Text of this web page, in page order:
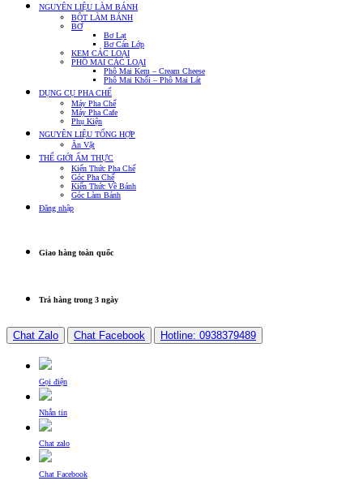
NGUYÊN LIỆU LÀM BÁNH
BỘT LÀM BÁNH
BƠ
Bơ Lạt
Bơ Cán Lớp
KEM CÁC LOẠI
PHÔ MAI CÁC LOẠI
Phô Mai Kem – Cream Cheese
Phô Mai Khối – Phô Mai Lát
DỤNG CỤ PHA CHẾ
Máy Pha Chế
Máy Pha Cafe
Phụ Kiện
NGUYÊN LIỆU TỔNG HỢP
Ăn Vặt
THẾ GIỚI ẨM THỰC
Kiến Thức Pha Chế
Góc Pha Chế
Kiến Thức Về Bánh
Góc Làm Bánh
Đăng nhập
Giao hàng toàn quốc
Trả hàng trong 3 ngày
Chat Zalo Chat Facebook Hotline: 0938379489
Gọi điện
Nhắn tin
Chat zalo
Chat Facebook